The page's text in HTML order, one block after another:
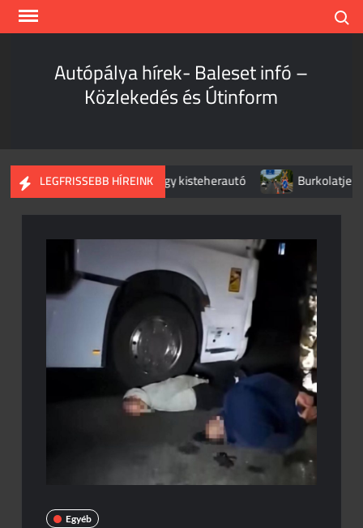
Skip
Autópálya hírek- Baleset infó –
Közlekedés és Útinform
LEGFRISSEBB HÍREINK
– vonattal ütközött egy kisteherautó
Egyéb